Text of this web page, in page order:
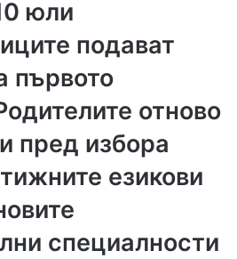
юли
подават
първото
отново
пред избора
езикови
специалности